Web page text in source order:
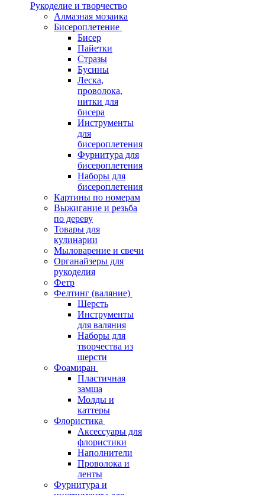
Рукоделие и творчество
Алмазная мозаика
Бисероплетение
Бисер
Пайетки
Стразы
Бусины
Леска,
проволока,
нитки для
бисера
Инструменты
для
бисероплетения
Фурнитура для
бисероплетения
Наборы для
бисероплетения
Картины по номерам
Выжигание и резьба
по дереву
Товары для
кулинарии
Мыловарение и свечи
Органайзеры для
рукоделия
Фетр
Фелтинг (валяние)
Шерсть
Инструменты
для валяния
Наборы для
творчества из
шерсти
Фоамиран
Пластичная
замша
Молды и
каттеры
Флористика
Аксессуары для
флористики
Наполнители
Проволока и
ленты
Фурнитура и